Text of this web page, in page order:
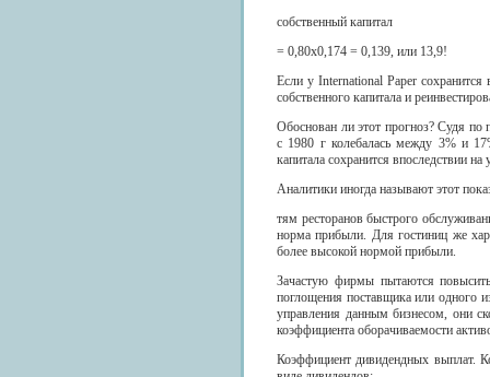
собственный капитал
= 0,80х0,174 = 0,139, или 13,9!
Если у International Paper
собственного капитала и
Обоснован ли этот прогноз? Судя по
с 1980 г колебалась между 3% и
капитала сохранится впоследствии на
Аналитики иногда называют этот
тям ресторанов быстрого
норма прибыли. Для гостиниц же
более высокой нормой прибыли.
Зачастую фирмы пытаются
поглощения поставщика или одного
управления данным бизнесом, они
коэффициента оборачиваемости
Коэффициент дивидендных выплат.